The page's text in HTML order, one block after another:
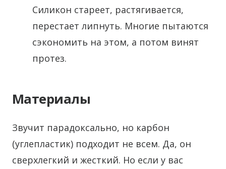
Силикон стареет, растягивается,
перестает липнуть. Многие пытаются
сэкономить на этом, а потом винят
протез.
Материалы
Звучит парадоксально, но карбон
(углепластик) подходит не всем. Да, он
сверхлегкий и жесткий. Но если у вас